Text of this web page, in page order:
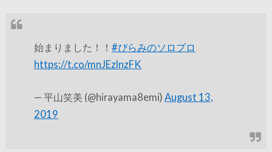
始まりました！！#ぴらみのソロプロ
https://t.co/mnJEzlnzFK
— 平山笑美 (@hirayama8emi)August 13,
2019